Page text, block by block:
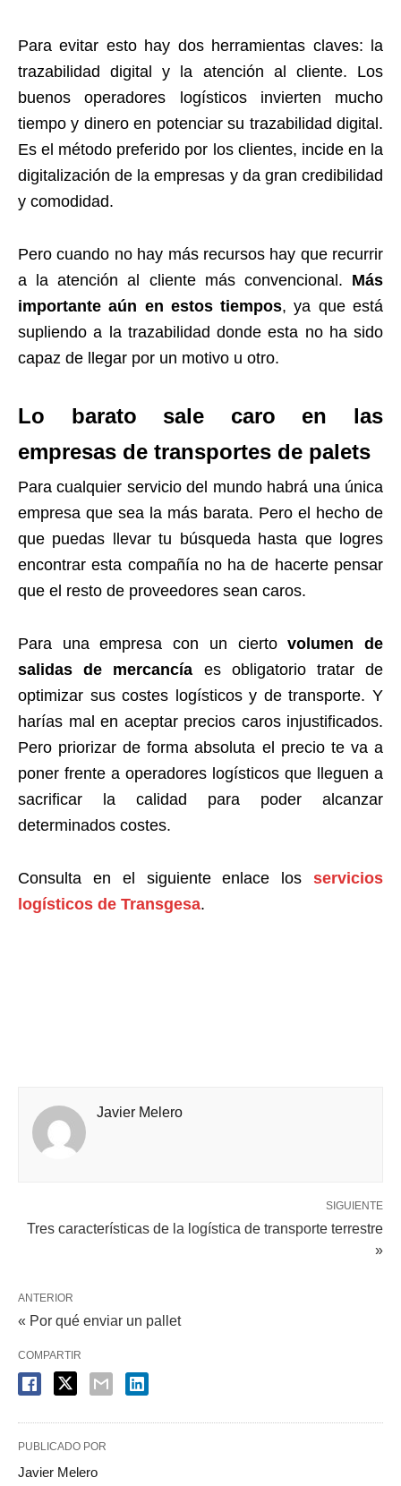
Para evitar esto hay dos herramientas claves: la
trazabilidad digital y la atención al cliente. Los
buenos operadores logísticos invierten mucho
tiempo y dinero en potenciar su trazabilidad digital.
Es el método preferido por los clientes, incide en la
digitalización de la empresas y da gran credibilidad
y comodidad.
Pero cuando no hay más recursos hay que recurrir
a la atención al cliente más convencional. Más
importante aún en estos tiempos, ya que está
supliendo a la trazabilidad donde esta no ha sido
capaz de llegar por un motivo u otro.
Lo barato sale caro en las
empresas de transportes de palets
Para cualquier servicio del mundo habrá una única
empresa que sea la más barata. Pero el hecho de
que puedas llevar tu búsqueda hasta que logres
encontrar esta compañía no ha de hacerte pensar
que el resto de proveedores sean caros.
Para una empresa con un ciertovolumen de
salidas de mercancía es obligatorio tratar de
optimizar sus costes logísticos y de transporte. Y
harías mal en aceptar precios caros injustificados.
Pero priorizar de forma absoluta el precio te va a
poner frente a operadores logísticos que lleguen a
sacrificar la calidad para poder alcanzar
determinados costes.
Consulta en el siguiente enlace los servicios
logísticos de Transgesa.
Javier Melero
SIGUIENTE
Tres características de la logística de transporte terrestre
»
ANTERIOR
« Por qué enviar un pallet
COMPARTIR
PUBLICADO POR
Javier Melero